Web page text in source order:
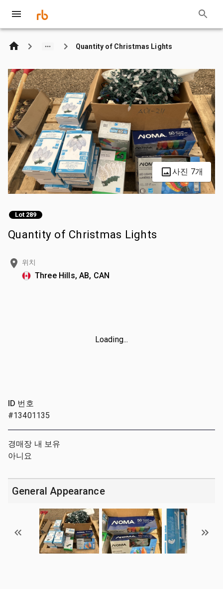
Quantity of Christmas Lights
사진 7개
Lot 289
Quantity of Christmas Lights
위치
Three Hills, AB, CAN
Loading...
ID 번호
#13401135
경매장 내 보유
아니요
General Appearance